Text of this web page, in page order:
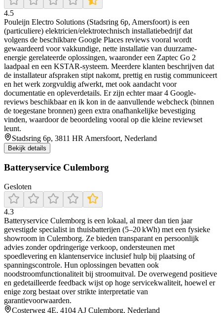
4.5
Pouleijn Electro Solutions (Stadsring 6p, Amersfoort) is een
(particuliere) elektricien/elektrotechnisch installatiebedrijf dat
volgens de beschikbare Google Places reviews vooral wordt
gewaardeerd voor vakkundige, nette installatie van duurzame-
energie gerelateerde oplossingen, waaronder een Zaptec Go 2
laadpaal en een KSTAR-systeem. Meerdere klanten beschrijven dat
de installateur afspraken stipt nakomt, prettig en rustig communiceert
en het werk zorgvuldig afwerkt, met ook aandacht voor
documentatie en opleverdetails. Er zijn echter maar 4 Google-
reviews beschikbaar en ik kon in de aanvullende webcheck (binnen
de toegestane bronnen) geen extra onafhankelijke bevestiging
vinden, waardoor de beoordeling vooral op die kleine reviewset
leunt.
Stadsring 6p, 3811 HR Amersfoort, Nederland
Bekijk details
Batteryservice Culemborg
Gesloten
4.3
Batteryservice Culemborg is een lokaal, al meer dan tien jaar
gevestigde specialist in thuisbatterijen (5–20 kWh) met een fysieke
showroom in Culemborg. Ze bieden transparant en persoonlijk
advies zonder opdringerige verkoop, ondersteunen met
spoedlevering en klantenservice inclusief hulp bij plaatsing of
spanningscontrole. Hun oplossingen bevatten ook
noodstroomfunctionaliteit bij stroomuitval. De overwegend positieve
en gedetailleerde feedback wijst op hoge servicekwaliteit, hoewel er
enige zorg bestaat over strikte interpretatie van
garantievoorwaarden.
Costerweg 4E, 4104 AJ Culemborg, Nederland